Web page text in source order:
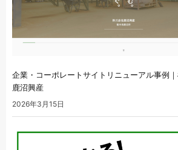
企業・コーポレートサイトリニューアル事例
鹿沼興産
2026年3月15日